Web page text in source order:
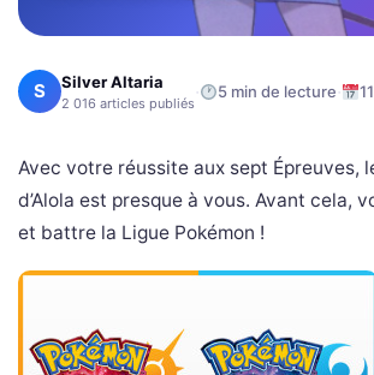
S Silver Altaria
2 016 articles publiés · 5 min de lecture·
Avec votre réussite aux sept Épreuves,
d’Alola est presque à vous. Avant cela,
et battre la Ligue Pokémon !